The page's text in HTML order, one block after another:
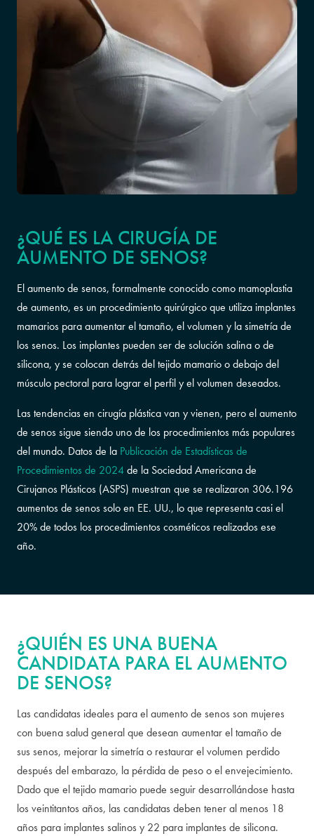
¿QUÉ ES LA CIRUGÍA DE
AUMENTO DE SENOS?
El aumento de senos, formalmente conocido como mamoplastia
de aumento, es un procedimiento quirúrgico que utiliza implantes
mamarios para aumentar el tamaño, el volumen y la simetría de
los senos. Los implantes pueden ser de solución salina o de
silicona, y se colocan detrás del tejido mamario o debajo del
músculo pectoral para lograr el perfil y el volumen deseados.
Las tendencias en cirugía plástica van y vienen, pero el aumento
de senos sigue siendo uno de los procedimientos más populares
del mundo. Datos de la Publicación de Estadísticas de
Procedimientos de 2024de la Sociedad Americana de
Cirujanos Plásticos (ASPS) muestran que se realizaron 306.196
aumentos de senos solo en EE. UU., lo que representa casi el
20% de todos los procedimientos cosméticos realizados ese
año.
¿QUIÉN ES UNA BUENA
CANDIDATA PARA EL AUMENTO
DE SENOS?
Las candidatas ideales para el aumento de senos son mujeres
con buena salud general que desean aumentar el tamaño de
sus senos, mejorar la simetría o restaurar el volumen perdido
después del embarazo, la pérdida de peso o el envejecimiento.
Dado que el tejido mamario puede seguir desarrollándose hasta
los veintitantos años, las candidatas deben tener al menos 18
años para implantes salinos y 22 para implantes de silicona.